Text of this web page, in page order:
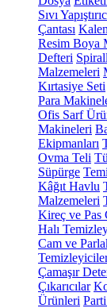
Sıvı
Çantası
Resim Boya
Defteri
Malzemeleri
Kırtasiye Seti
Para
Ofis Sarf
Makineleri
Ekipmanları
Ovma Teli
Süpürge
Kâğıt Havlu
Malzemeleri
Kireç ve Pas
Halı
Cam ve
Çamaşır
Çıkarıcılar
Ürünleri